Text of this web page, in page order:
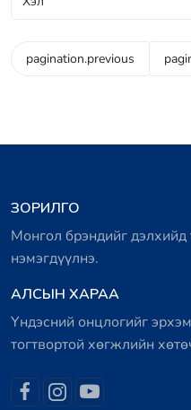
pagination.previous
ЗОРИЛГО
Монгол брэндийг
нэмэгдүүлнэ.
АЛСЫН ХАРАА
Үндэсний онцлогийг
тогтвортой хөгжлийн